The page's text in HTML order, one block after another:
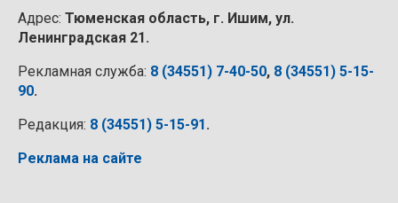
Адрес: Тюменская область, г. Ишим, ул.
Ленинградская 21.
Рекламная служба: 8 (34551) 7-40-50, 8 (34551) 5-15-
90.
Редакция: 8 (34551) 5-15-91 .
Реклама на сайте